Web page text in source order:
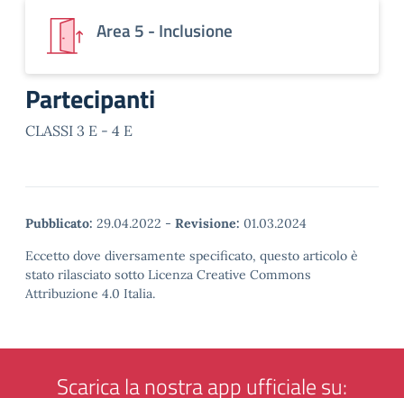
Area 5 - Inclusione
Partecipanti
CLASSI 3 E - 4 E
Pubblicato: 29.04.2022 - Revisione: 01.03.2024
Eccetto dove diversamente specificato, questo articolo è
stato rilasciato sotto Licenza Creative Commons
Attribuzione 4.0 Italia.
Scarica la nostra app ufficiale su: